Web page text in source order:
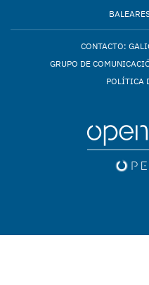
CONTACTO:
GRUPO DE
POLÍTICA